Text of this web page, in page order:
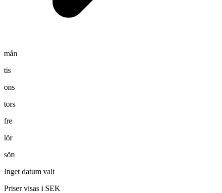
mån
tis
ons
tors
fre
lör
sön
Inget datum valt
Priser visas i SEK